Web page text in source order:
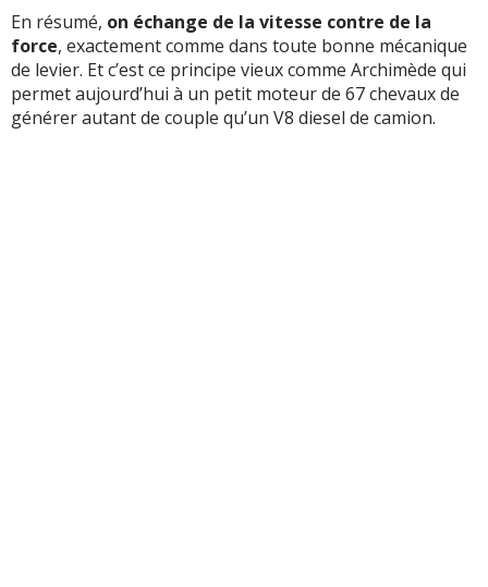
En résumé, on échange de la vitesse contre de la
force, exactement comme dans toute bonne mécanique
de levier. Et c’est ce principe vieux comme Archimède qui
permet aujourd’hui à un petit moteur de 67 chevaux de
générer autant de couple qu’un V8 diesel de camion.